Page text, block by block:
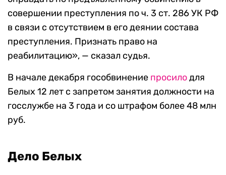
совершении преступления по ч. 3 ст. 286 УК РФ
в связи с отсутствием в его деянии состава
преступления. Признать право на
реабилитацию», — сказал судья.
В начале декабря гособвинение просилодля
Белых 12 лет с запретом занятия должности на
госслужбе на 3 года и со штрафом более 48 млн
руб.
Дело Белых